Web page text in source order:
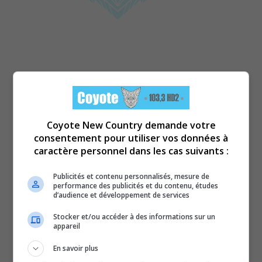
Coyote New Country demande votre
consentement pour utiliser vos données à
caractère personnel dans les cas suivants :
Publicités et contenu personnalisés, mesure de
performance des publicités et du contenu, études
d’audience et développement de services
Stocker et/ou accéder à des informations sur un
appareil
En savoir plus